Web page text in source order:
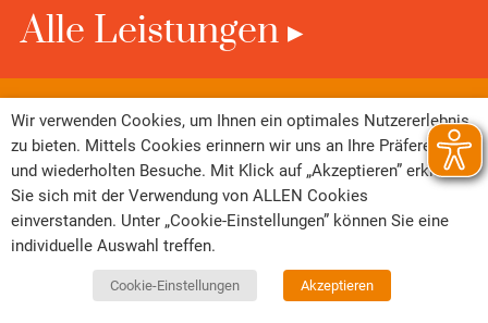
Alle Leistungen
Datenschutz Cookie-Einstellungen
Impressum
Wir verwenden Cookies, um Ihnen ein optimales Nutzererlebnis
zu bieten. Mittels Cookies erinnern wir uns an Ihre Präferenzen
und wiederholten Besuche. Mit Klick auf „Akzeptieren” erklären
Sie sich mit der Verwendung von ALLEN Cookies
einverstanden. Unter „Cookie-Einstellungen” können Sie eine
individuelle Auswahl treffen.
Cookie-Einstellungen Akzeptieren